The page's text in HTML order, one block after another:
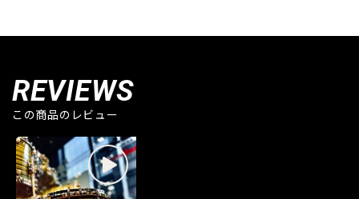
REVIEWS
この商品のレビュー